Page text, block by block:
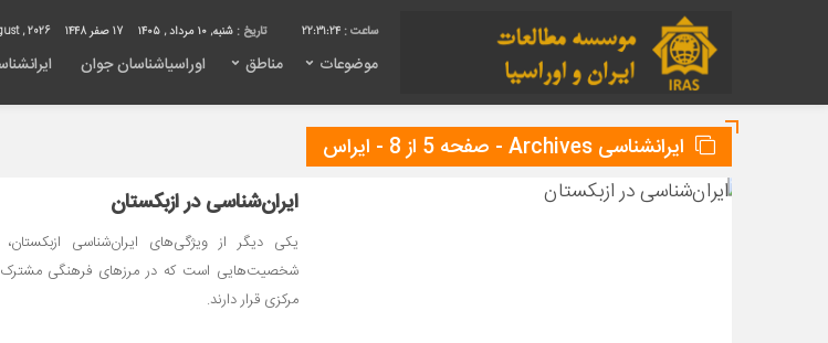
22:31:25 تاریخ : شنبه, ۱۰ مرداد , ۱۴۰۵ 17 صفر 1448
موضوعات مناطق اوراسیاشناسان جوان
ایرانشناسی Archives - صفحه 5 از 8 - ایراس
ایران‌شناسی در ازبکستان
یکی دیگر از ویژگی‌های ایران‌شناسی
شخصیت‌هایی است که در مرزهای فرهنگی مشترک
مرکزی قرار دارند.